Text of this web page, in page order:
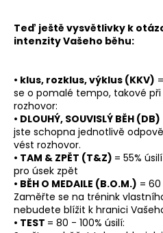
Teď ještě vysvětlivky k
intenzity Vašeho běhu:
• klus, rozklus, výklus (KKV)
se o pomalé tempo, takové
rozhovor:
• DLOUHÝ, SOUVISLÝ BĚH (DB)
jste schopna jednotlivě
vést rozhovor.
• TAM & ZPĚT (T&Z) = 55%
pro úsek zpět
• BĚH O MEDAILE (B.O.M.) =
Zaměřte se na trénink
nebudete blížit k hranici
• TEST = 80 - 100% úsilí: